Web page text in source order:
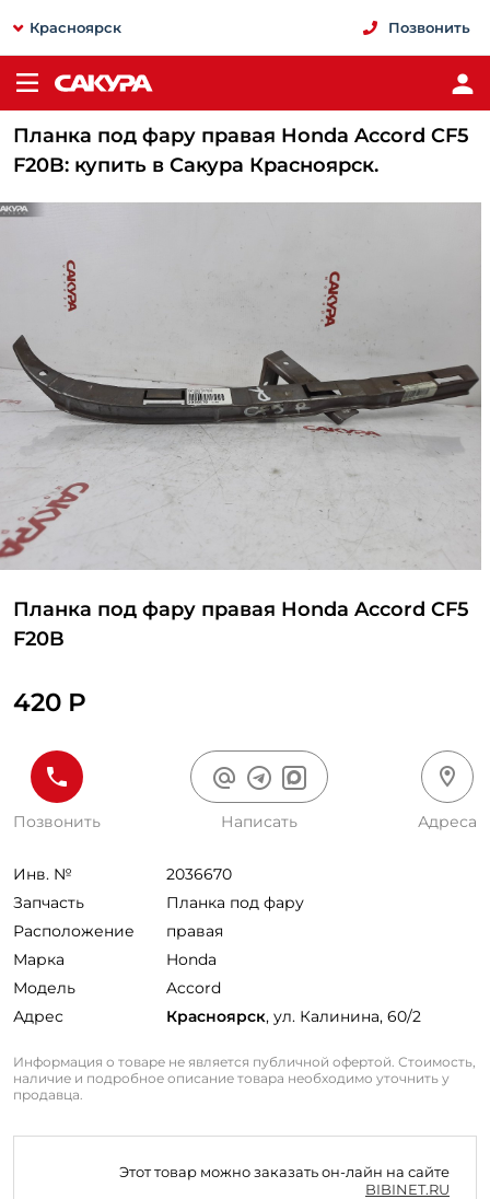
Красноярск Позвонить
Планка под фару правая Honda Accord CF5
F20B: купить в Сакура Красноярск.
Планка под фару правая Honda Accord CF5
F20B
420 Р
Позвонить Написать Адреса
Инв. №
2036670
Запчасть
Планка под фару
Расположение
правая
Марка
Honda
Модель
Accord
Адрес
Красноярск, ул. Калинина, 60/2
Информация о товаре не является публичной офертой. Стоимость,
наличие и подробное описание товара необходимо уточнить у
продавца.
Этот товар можно заказать он-лайн на сайте
BIBINET.RU